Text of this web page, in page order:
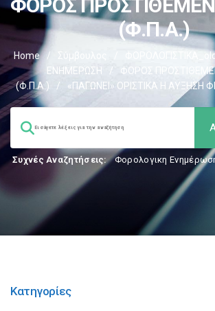
ΦΟΡΟΣ
(Φ.Π.Α.)
Home / Σύμβουλος
ΕΝΗΜΕΡΩΣΗ
/
ΦΟΡΟΣ
(Φ.Π.Α.)
/ «ΠΑΓΩΝΕΙ» ΟΡΙΣΤΙΚΑ Η ΑΥΞΗΣΗ
Συχνές Αναζητήσεις: Φορολογικη
Κατηγορίες